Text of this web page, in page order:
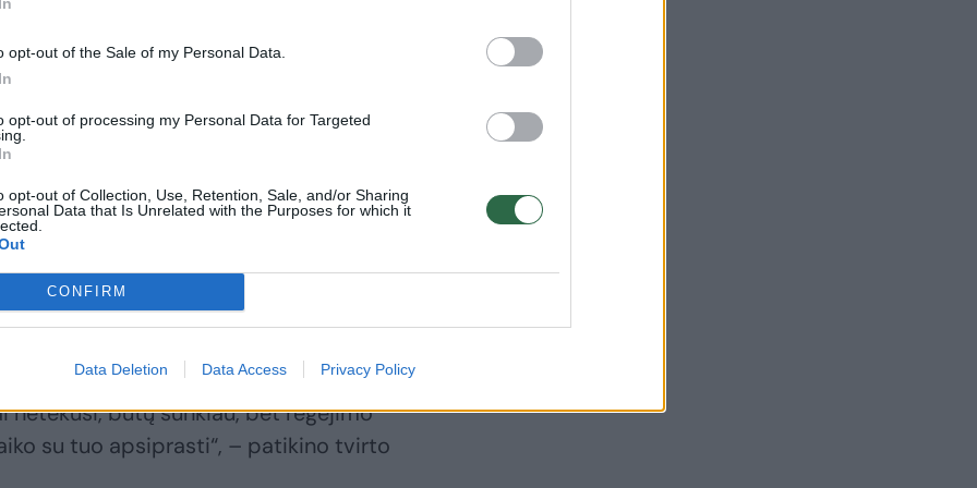
opt-out of the Sale of my Personal Data.
opt-out of processing my Personal Data for Targeted
opt-out of Collection, Use, Retention, Sale, and/or Sharing
Data that Is Unrelated with the Purposes for which it
CONFIRM
Data Deletion Data Access Privacy Policy
senelis, ją paveldėjo lengvaatletės
O. Dobrovolskaja matė vis mažiau.
kai dar skaitydavau vadovėlius,
pati rašiau. Šeštoje klasėje jau
rašiau. Netrukus jau negalėjau ir
spalvas metro ar dviejų atstumu.
kad dar matau dangų ir saulę.
netekusi, būtų sunkiau, bet regėjimo
su tuo apsiprasti“, – patikino tvirto